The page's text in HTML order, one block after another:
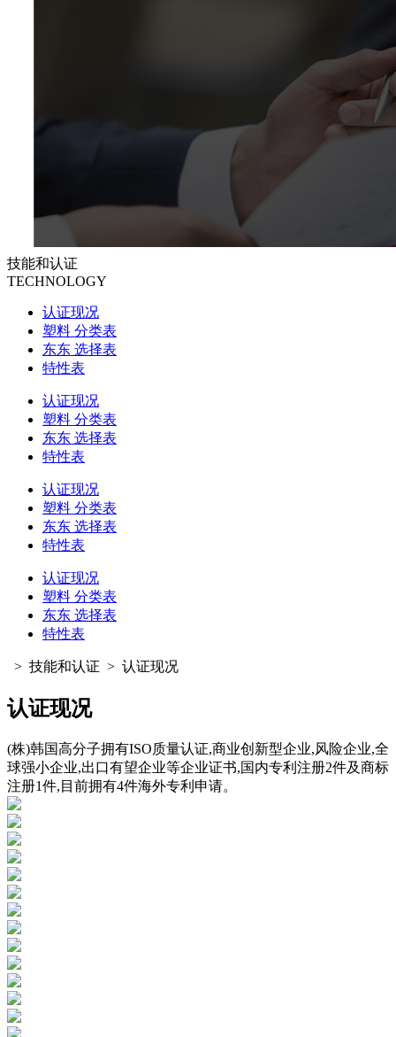
技能和认证
TECHNOLOGY
认证现况
塑料 分类表
东东 选择表
特性表
认证现况
塑料 分类表
东东 选择表
特性表
认证现况
塑料 分类表
东东 选择表
特性表
认证现况
塑料 分类表
东东 选择表
特性表
> 技能和认证 > 认证现况
认证现况
(株)韩国高分子拥有ISO质量认证,商业创新型企业,风险企业,全
球强小企业,出口有望企业等企业证书,国内专利注册2件及商标
注册1件,目前拥有4件海外专利申请。